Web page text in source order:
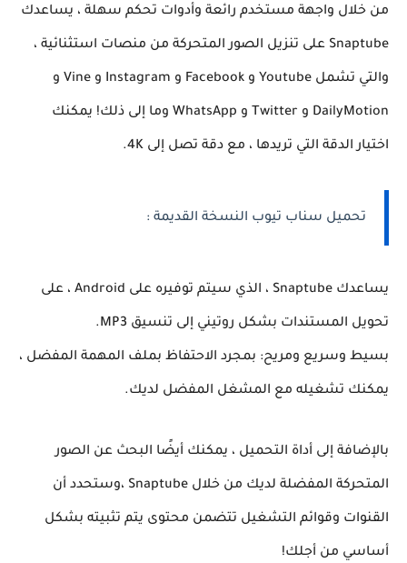
من خلال واجهة مستخدم رائعة وأدوات تحكم سهلة ، يساعدك
Snaptube على تنزيل الصور المتحركة من منصات استثنائية ،
والتي تشمل Youtube و Facebook و Instagram و Vine و
DailyMotion و Twitter و WhatsApp وما إلى ذلك! يمكنك
اختيار الدقة التي تريدها ، مع دقة تصل إلى 4K.
تحميل سناب تيوب النسخة القديمة :
يساعدك Snaptube ، الذي سيتم توفيره على Android ، على
تحويل المستندات بشكل روتيني إلى تنسيق MP3.
بسيط وسريع ومريح: بمجرد الاحتفاظ بملف المهمة المفضل ،
يمكنك تشغيله مع المشغل المفضل لديك.
بالإضافة إلى أداة التحميل ، يمكنك أيضًا البحث عن الصور
المتحركة المفضلة لديك من خلال Snaptube ،وستحدد أن
القنوات وقوائم التشغيل تتضمن محتوى يتم تثبيته بشكل
أساسي من أجلك!